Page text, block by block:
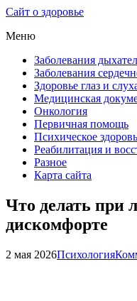
Сайт о здоровье
Меню
Заболевания
Заболевания
Здоровье глаз и
Медицинская
Онкология
Первичная помощь
Психическое
Реабилитация и
Разное
Карта сайта
Что делать при
дискомфорте
2 мая 2026Психология